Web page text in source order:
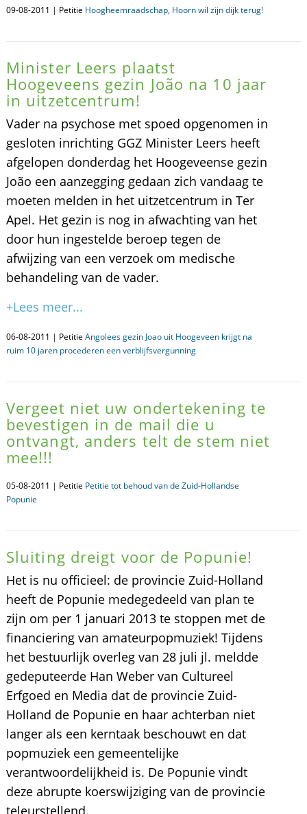
09-08-2011 | Petitie Hoogheemraadschap, Hoorn wil zijn dijk terug!
Minister Leers plaatst
Hoogeveens gezin João na 10 jaar
in uitzetcentrum!
Vader na psychose met spoed opgenomen in
gesloten inrichting GGZ Minister Leers heeft
afgelopen donderdag het Hoogeveense gezin
João een aanzegging gedaan zich vandaag te
moeten melden in het uitzetcentrum in Ter
Apel. Het gezin is nog in afwachting van het
door hun ingestelde beroep tegen de
afwijzing van een verzoek om medische
behandeling van de vader.
+Lees meer...
06-08-2011 | Petitie Angolees gezin Joao uit Hoogeveen krijgt na
ruim 10 jaren procederen een verblijfsvergunning
Vergeet niet uw ondertekening te
bevestigen in de mail die u
ontvangt, anders telt de stem niet
mee!!!
05-08-2011 | Petitie Petitie tot behoud van de Zuid-Hollandse
Popunie
Sluiting dreigt voor de Popunie!
Het is nu officieel: de provincie Zuid-Holland
heeft de Popunie medegedeeld van plan te
zijn om per 1 januari 2013 te stoppen met de
financiering van amateurpopmuziek! Tijdens
het bestuurlijk overleg van 28 juli jl. meldde
gedeputeerde Han Weber van Cultureel
Erfgoed en Media dat de provincie Zuid-
Holland de Popunie en haar achterban niet
langer als een kerntaak beschouwt en dat
popmuziek een gemeentelijke
verantwoordelijkheid is. De Popunie vindt
deze abrupte koerswijziging van de provincie
teleurstellend.